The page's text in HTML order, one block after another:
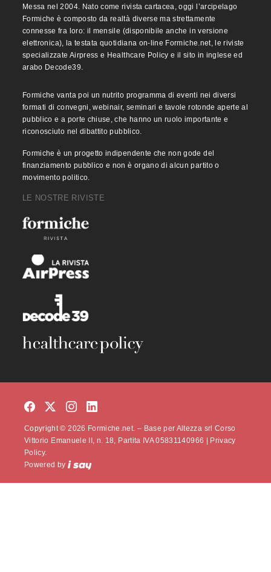
Messa nel 2004. Nato come rivista cartacea, oggi l’arcipelago
Formiche è composto da realtà diverse ma strettamente
connesse fra loro: il mensile (disponibile anche in versione
elettronica), la testata quotidiana on-line Formiche.net, le riviste
specializzate Airpress e Healthcare Policy e il sito in inglese ed
arabo Decode39.
Formiche vanta poi un nutrito programma di eventi nei diversi
formati di convegni, webinair, seminari e tavole rotonde aperte al
pubblico e a porte chiuse, che hanno un ruolo importante e
riconosciuto nel dibattito pubblico.
Formiche è un progetto indipendente che non gode del
finanziamento pubblico e non è organo di alcun partito o
movimento politico.
LE NOSTRE RIVISTE
Copyright © 2026 Formiche.net. – Base per Altezza srl Corso
Vittorio Emanuele II, n. 18, Partita IVA 05831140966 | Privacy
Policy.
Powered by